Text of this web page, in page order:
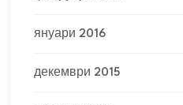
януари 2016
декември 2015